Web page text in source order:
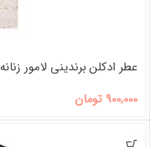
عطر ادکلن برندینی لامور زنانه
900,000 تومان